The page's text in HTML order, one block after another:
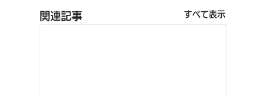
関連記事 すべて表示